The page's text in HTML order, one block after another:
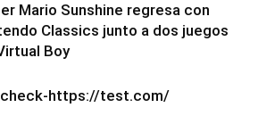
Mario Sunshine regresa con
Classics junto a dos juegos
Boy
https://test.com/